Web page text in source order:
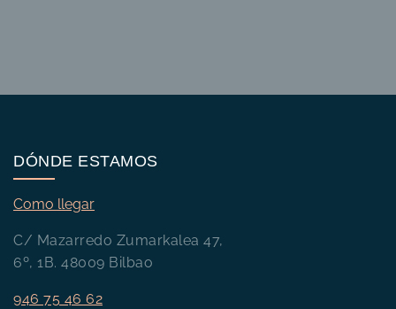
DÓNDE ESTAMOS
Como llegar
C/ Mazarredo Zumarkalea 47,
6º, 1B. 48009 Bilbao
946 75 46 62